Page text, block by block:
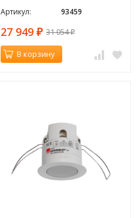
Артикул: 93459
27 949 ₽ 31 054₽
В корзину